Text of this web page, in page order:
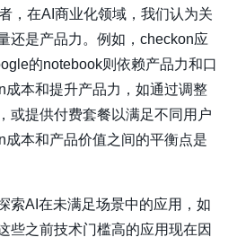
，在AI商业化领域，我们认为关
还是产品力。例如，checkon应
的notebook则依赖产品力和口
成本和提升产品力，如通过调整
或提供付费套餐以满足不同用户
成本和产品价值之间的平衡点是
索AI在未满足场景中的应用，如
些之前技术门槛高的应用现在因